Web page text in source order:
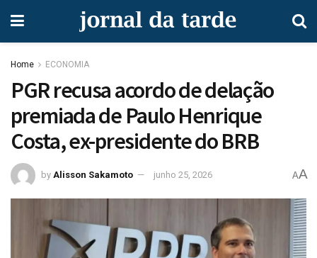
Home ECONOMIA
PGR recusa acordo de delação
premiada de Paulo Henrique
Costa, ex-presidente do BRB
by Alisson Sakamoto junho 25, 2026 AA